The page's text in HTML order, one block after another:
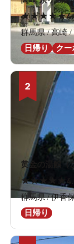
★★★★★
群馬県 / 高崎 /
日帰り
クー
2
黄金の湯館（
★★★ ★ ★4.0
群馬県 / 伊香
日帰り